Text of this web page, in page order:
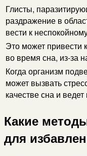
Глисты,
раздражение в
вести к
Это может привести
во время сна, из-за
Когда организм
может вызвать
качестве сна и
Какие
для